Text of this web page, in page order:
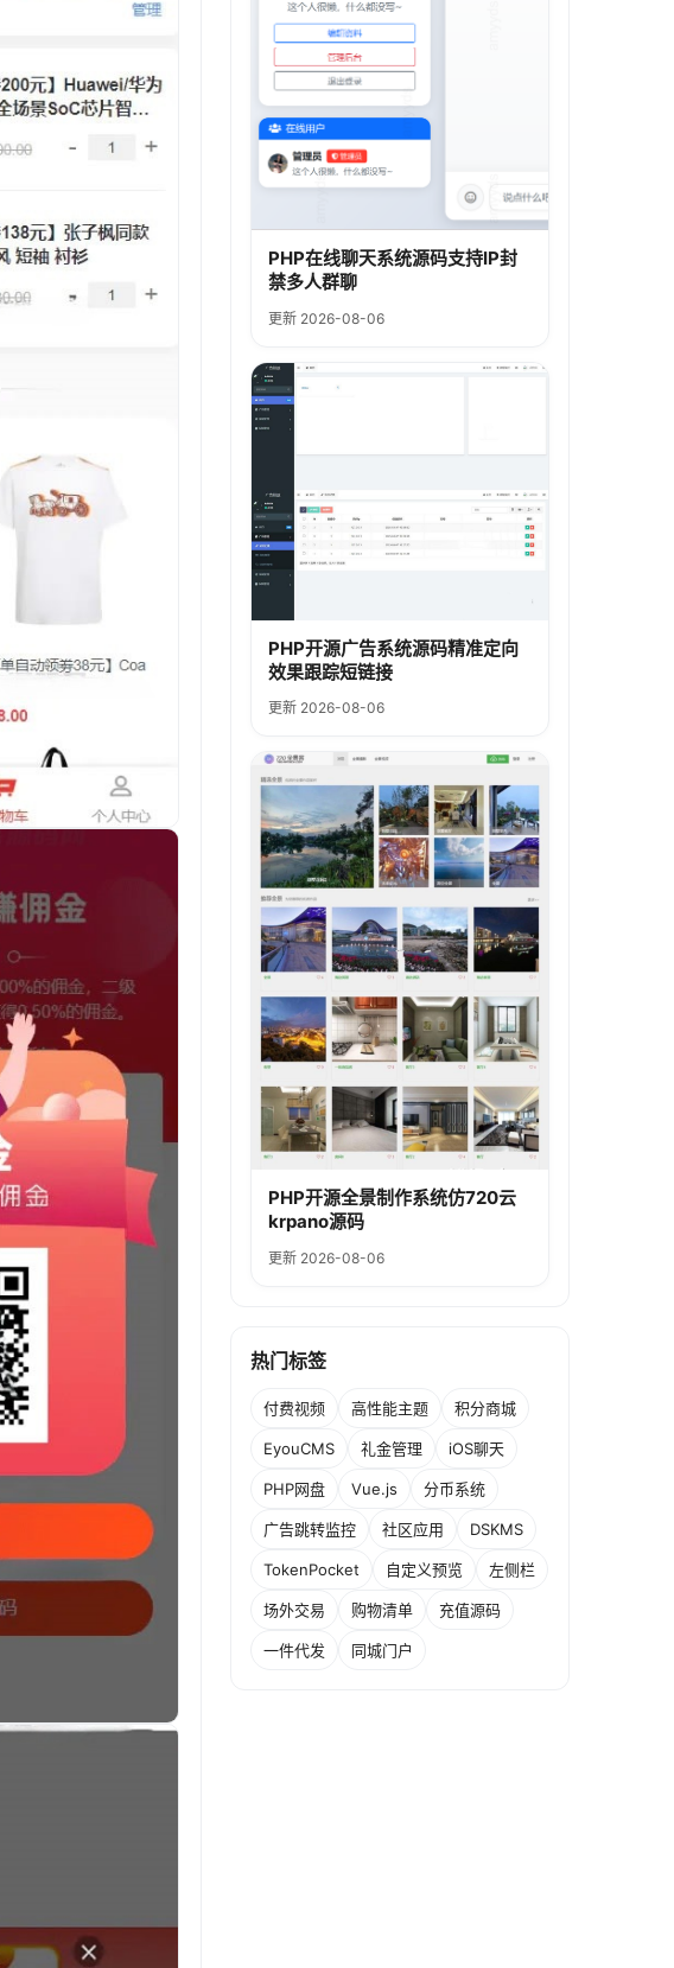
PHP在线聊天系统源码支持IP封
禁多人群聊
更新 2026-08-06
PHP开源广告系统源码精准定向
效果跟踪短链接
更新 2026-08-06
PHP开源全景制作系统仿720云
krpano源码
更新 2026-08-06
热门标签
付费视频 高性能主题 积分商城
EyouCMS 礼金管理 iOS聊天
PHP网盘 Vue.js 分币系统
广告跳转监控 社区应用 DSKMS
TokenPocket 自定义预览 左侧栏
场外交易 购物清单 充值源码
一件代发 同城门户